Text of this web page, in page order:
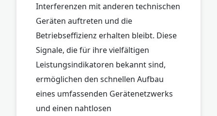
Interferenzen mit anderen technischen
Geräten auftreten und die
Betriebseffizienz erhalten bleibt. Diese
Signale, die für ihre vielfältigen
Leistungsindikatoren bekannt sind,
ermöglichen den schnellen Aufbau
eines umfassenden Gerätenetzwerks
und einen nahtlosen